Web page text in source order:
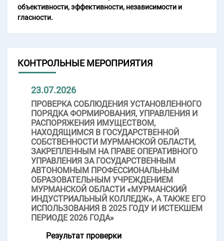
объективности, эффективности, независимости и
гласности.
КОНТРОЛЬНЫЕ МЕРОПРИЯТИЯ
23.07.2026
ПРОВЕРКА СОБЛЮДЕНИЯ УСТАНОВЛЕННОГО
ПОРЯДКА ФОРМИРОВАНИЯ, УПРАВЛЕНИЯ И
РАСПОРЯЖЕНИЯ ИМУЩЕСТВОМ,
НАХОДЯЩИМСЯ В ГОСУДАРСТВЕННОЙ
СОБСТВЕННОСТИ МУРМАНСКОЙ ОБЛАСТИ,
ЗАКРЕПЛЕННЫМ НА ПРАВЕ ОПЕРАТИВНОГО
УПРАВЛЕНИЯ ЗА ГОСУДАРСТВЕННЫМ
АВТОНОМНЫМ ПРОФЕССИОНАЛЬНЫМ
ОБРАЗОВАТЕЛЬНЫМ УЧРЕЖДЕНИЕМ
МУРМАНСКОЙ ОБЛАСТИ «МУРМАНСКИЙ
ИНДУСТРИАЛЬНЫЙ КОЛЛЕДЖ», А ТАКЖЕ ЕГО
ИСПОЛЬЗОВАНИЯ В 2025 ГОДУ И ИСТЕКШЕМ
ПЕРИОДЕ 2026 ГОДА»
Результат проверки